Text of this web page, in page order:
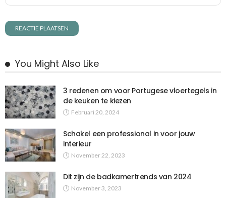
You Might Also Like
3 redenen om voor Portugese vloertegels in
de keuken te kiezen
Februari 20, 2024
Schakel een professional in voor jouw
interieur
November 22, 2023
Dit zijn de badkamertrends van 2024
November 3, 2023